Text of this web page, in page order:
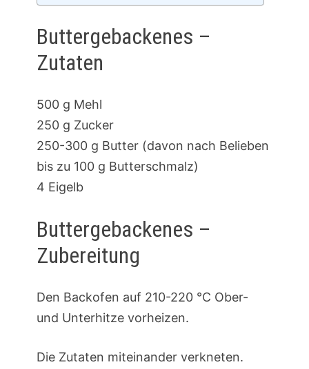
Buttergebackenes –
Zutaten
500 g Mehl
250 g Zucker
250-300 g Butter (davon nach Belieben
bis zu 100 g Butterschmalz)
4 Eigelb
Buttergebackenes –
Zubereitung
Den Backofen auf 210-220 °C Ober-
und Unterhitze vorheizen.
Die Zutaten miteinander verkneten.